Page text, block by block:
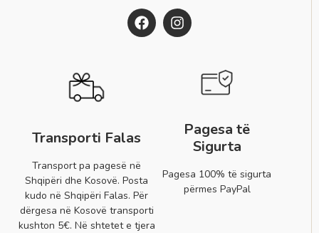
Transporti Falas
Transport pa pagesë në
Shqipëri dhe Kosovë. Posta
kudo në Shqipëri Falas. Për
dërgesa në Kosovë transporti
kushton 5€. Në shtetet e tjera
Pagesa të
Sigurta
Pagesa 100% të sigurta
përmes PayPal